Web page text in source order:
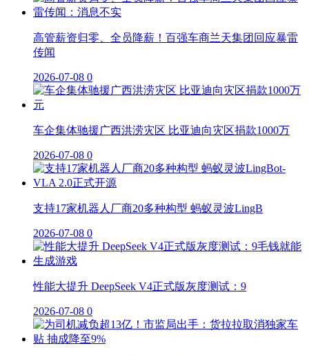
高管薪资归零、全员降薪！百强车商兰天集团回应暴雷
传闻
2026-07-08 0
车企集体驰援广西洪涝灾区 比亚迪向灾区捐款1000万
2026-07-08 0
支持17家机器人厂商20多种构型 蚂蚁灵波LingB
2026-07-08 0
性能大提升 DeepSeek V4正式版灰度测试：9
2026-07-08 0